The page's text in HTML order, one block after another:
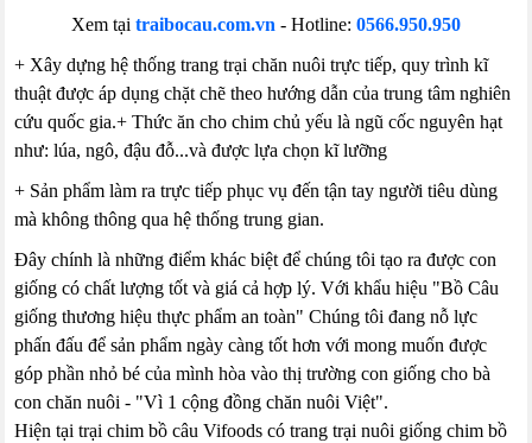
Xem tại traibocau.com.vn - Hotline: 0566.950.950
+ Xây dựng hệ thống trang trại chăn nuôi trực tiếp, quy trình kĩ
thuật được áp dụng chặt chẽ theo hướng dẫn của trung tâm nghiên
cứu quốc gia.+ Thức ăn cho chim chủ yếu là ngũ cốc nguyên hạt
như: lúa, ngô, đậu đỗ...và được lựa chọn kĩ lưỡng
+ Sản phẩm làm ra trực tiếp phục vụ đến tận tay người tiêu dùng
mà không thông qua hệ thống trung gian.
Đây chính là những điểm khác biệt để chúng tôi tạo ra được con
giống có chất lượng tốt và giá cả hợp lý. Với khẩu hiệu "Bồ Câu
giống thương hiệu thực phẩm an toàn" Chúng tôi đang nỗ lực
phấn đấu để sản phẩm ngày càng tốt hơn với mong muốn được
góp phần nhỏ bé của mình hòa vào thị trường con giống cho bà
con chăn nuôi - "Vì 1 cộng đồng chăn nuôi Việt".
Hiện tại trại chim bồ câu Vifoods có trang trại nuôi giống chim bồ